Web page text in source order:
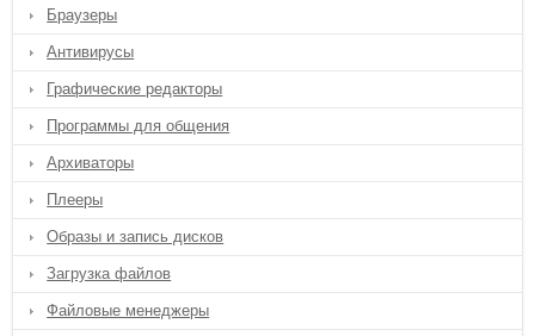
Браузеры
Антивирусы
Графические редакторы
Программы для общения
Архиваторы
Плееры
Образы и запись дисков
Загрузка файлов
Файловые менеджеры